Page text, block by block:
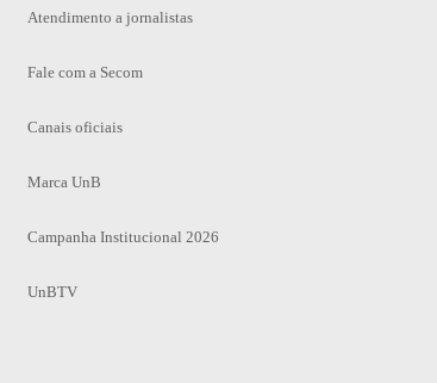
Atendimento a jornalistas
Fale com a Secom
Canais oficiais
Marca UnB
Campanha Institucional 2026
UnBTV